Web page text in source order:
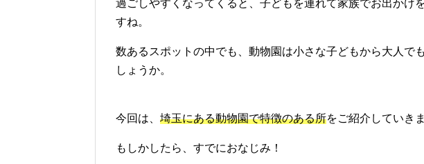
過ごしやすくなってくると、子どもを連れて家族でお出かけ
すね。
数あるスポットの中でも、動物園は小さな子どもから大人で
しょうか。
今回は、 埼玉にある動物園で特徴のある所をご紹介していき
もしかしたら、すでにおなじみ！